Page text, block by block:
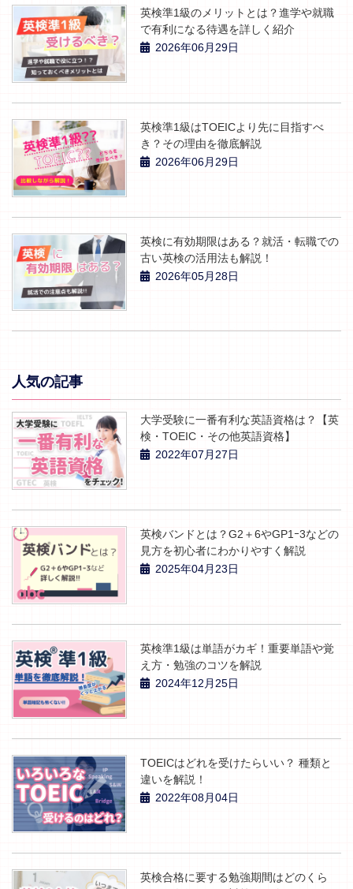
英検準1級のメリットとは？進学や就職
で有利になる待遇を詳しく紹介
2026年06月29日
英検準1級はTOEICより先に目指すべ
き？その理由を徹底解説
2026年06月29日
英検に有効期限はある？就活・転職での
古い英検の活用法も解説！
2026年05月28日
人気の記事
大学受験に一番有利な英語資格は？【英
検・TOEIC・その他英語資格】
2022年07月27日
英検バンドとは？G2＋6やGP1ｰ3などの
見方を初心者にわかりやすく解説
2025年04月23日
英検準1級は単語がカギ！重要単語や覚
え方・勉強のコツを解説
2024年12月25日
TOEICはどれを受けたらいい？ 種類と
違いを解説！
2022年08月04日
英検合格に要する勉強期間はどのくら